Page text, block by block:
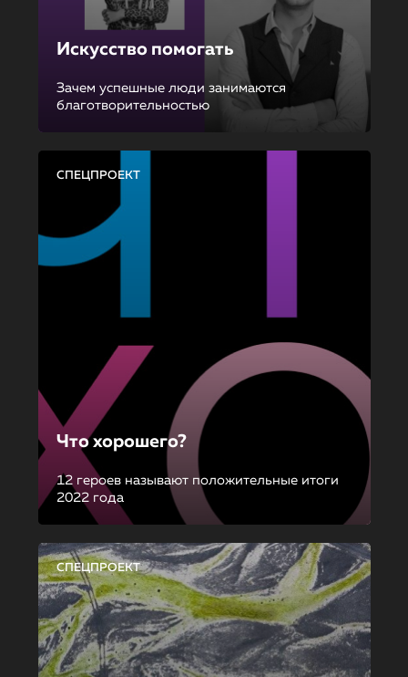
Искусство помогать
Зачем успешные люди занимаются
благотворительностью
СПЕЦПРОЕКТ
Что хорошего?
12 героев называют положительные итоги
2022 года
СПЕЦПРОЕКТ